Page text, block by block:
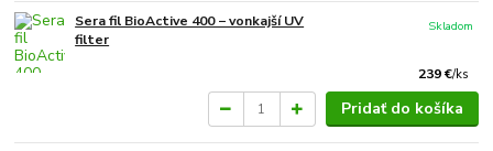
Sera fil BioActive 400 − vonkajší UV
filter
239 €/ks
Skladom
Pridať do košíka